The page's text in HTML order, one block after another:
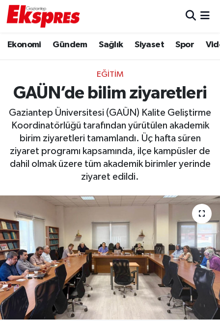
Ekonomi Gündem Sağlık Siyaset Spor
EĞITIM
GAÜN’de bilim ziyaretleri
Gaziantep Üniversitesi (GAÜN) Kalite Geliştirme
Koordinatörlüğü tarafından yürütülen akademik
birim ziyaretleri tamamlandı. Üç hafta süren
ziyaret programı kapsamında, ilçe kampüsler de
dahil olmak üzere tüm akademik birimler yerinde
ziyaret edildi.
Ekonomi
Gaziantep son dakika
Genel
Gündem
Haberler
Magazin
Müzik
Piyasa
Resmi İlanlar
Sağlık
Trafik Durumu
Puan Durumu ve Fikstür
Tüm Manşetler
Son Dakika Haberleri
Haber Arşivi